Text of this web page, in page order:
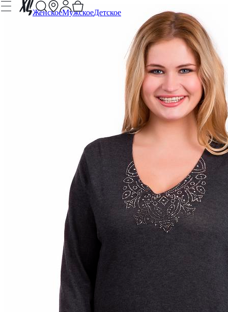
ЖенскоеМужскоеДетское